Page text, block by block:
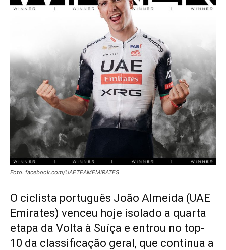
Foto. facebook.com/UAETEAMEMIRATES
O ciclista português João Almeida (UAE
Emirates) venceu hoje isolado a quarta
etapa da Volta à Suíça e entrou no top-
10 da classificação geral, que continua a